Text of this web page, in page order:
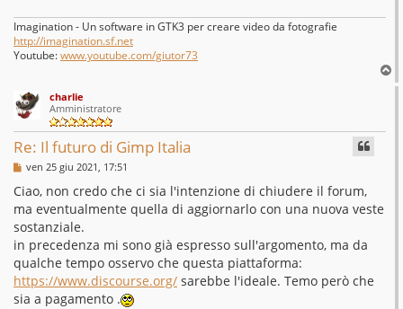
Imagination - Un software in GTK3 per creare video da fotografie
http://imagination.sf.net
Youtube:www.youtube.com/giutor73
o
charlie
Amministratore
Re: Il futuro di Gimp Italia
M
s
a
g
g
i
o
ven 25 giu 2021, 17:51
Ciao, non credo che ci sia l'intenzione di chiudere il forum,
ma eventualmente quella di aggiornarlo con una nuova veste
sostanziale.
in precedenza mi sono già espresso sull'argomento, ma da
qualche tempo osservo che questa piattaforma:
https://www.discourse.org/ sarebbe l'ideale. Temo però che
sia a pagamento .